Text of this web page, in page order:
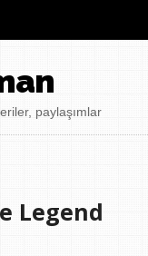
paylaşımlar
Legend